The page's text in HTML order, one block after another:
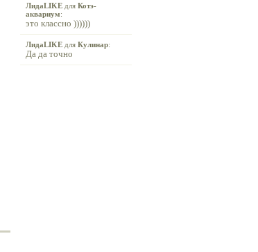
ЛидаLIKE для Котэ-
аквариум:
это классно ))))))
ЛидаLIKE для Кулинар:
Да да точно